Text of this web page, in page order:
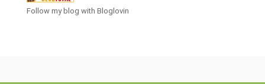
Follow my blog with Bloglovin